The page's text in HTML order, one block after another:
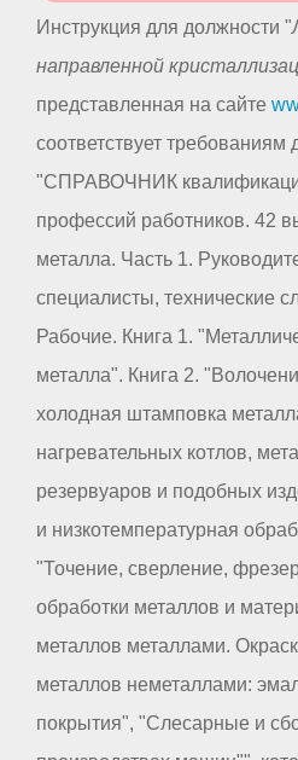
Инструкция для должности "
направленной
представленная на сайте
соответствует требованиям
"СПРАВОЧНИК
профессий работников. 42
металла. Часть 1.
специалисты, технические
Рабочие. Книга 1.
металла". Книга 2.
холодная штамповка
нагревательных котлов,
резервуаров и подобных
и низкотемпературная
"Точение, сверление,
обработки металлов и
металлов металлами.
металлов неметаллами:
покрытия", "Слесарные и